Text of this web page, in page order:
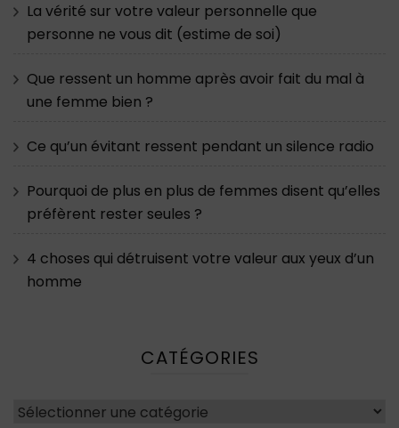
La vérité sur votre valeur personnelle que
personne ne vous dit (estime de soi)
Que ressent un homme après avoir fait du mal à
une femme bien ?
Ce qu’un évitant ressent pendant un silence radio
Pourquoi de plus en plus de femmes disent qu’elles
préfèrent rester seules ?
4 choses qui détruisent votre valeur aux yeux d’un
homme
CATÉGORIES
Catégories